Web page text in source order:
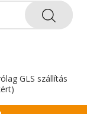
GLS szállítás